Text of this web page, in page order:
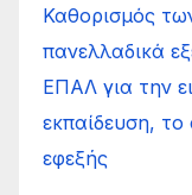
Καθορισμός
πανελλαδικά
ΕΠΑΛ για την
εκπαίδευση,
εφεξής